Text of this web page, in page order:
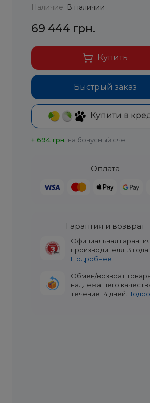
Наличие: В наличии
69 444 грн.
Быстрый заказ
Купить
Купити в
+ 694 грн. на бонусный счет
Оплата
Гарантия и возврат
Официальная
производителя: 3 года.
Подробнее
Обмен/возврат
надлежащего
течение 14 дней.